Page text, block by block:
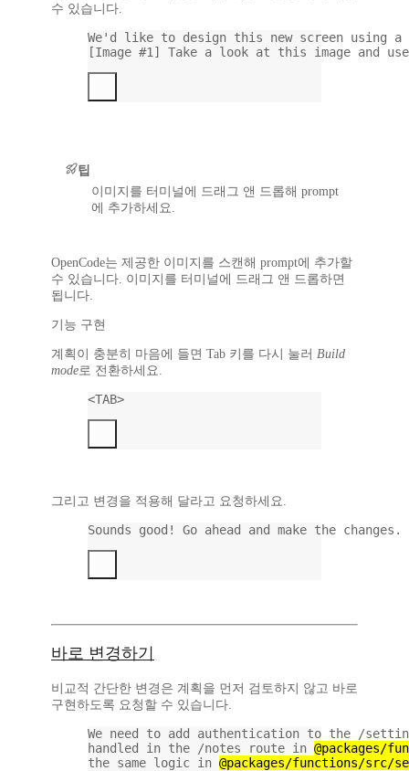
수 있습니다.
We'd like to design this new screen using
[Image #1] Take a look at this image and
팁
이미지를 터미널에 드래그 앤 드롭해 prompt
에 추가하세요.
OpenCode는 제공한 이미지를 스캔해 prompt에 추가할
수 있습니다. 이미지를 터미널에 드래그 앤 드롭하면
됩니다.
기능 구현
계획이 충분히 마음에 들면 Tab 키를 다시 눌러 Build
mode로 전환하세요.
<TAB>
그리고 변경을 적용해 달라고 요청하세요.
Sounds good! Go ahead and make the changes.
바로 변경하기
비교적 간단한 변경은 계획을 먼저 검토하지 않고 바로
구현하도록 요청할 수 있습니다.
We need to add authentication to the /
handled in the /notes route in @packages/
the same logic in @packages/functions/src/